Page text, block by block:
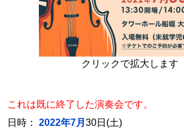
クリックで拡大します
これは既に終了した演奏会です。
日時： 2022年7月 30日(土)